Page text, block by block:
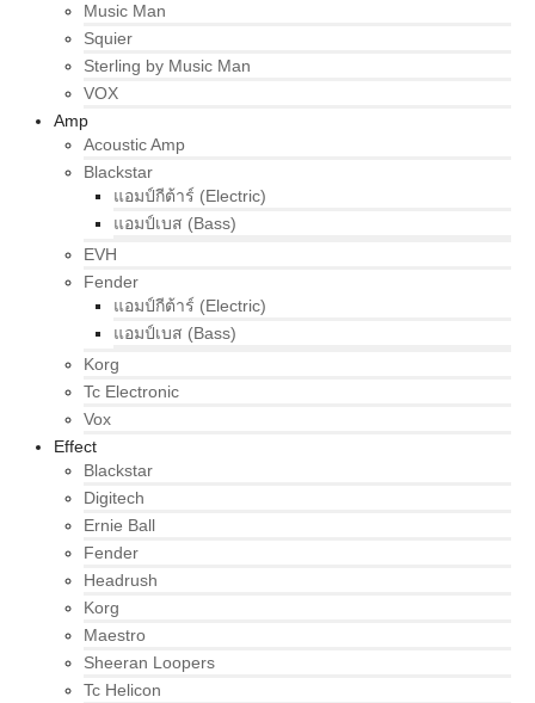
Music Man
Squier
Sterling by Music Man
VOX
Amp
Acoustic Amp
Blackstar
แอมป์กีต้าร์ (Electric)
แอมป์เบส (Bass)
EVH
Fender
แอมป์กีต้าร์ (Electric)
แอมป์เบส (Bass)
Korg
Tc Electronic
Vox
Effect
Blackstar
Digitech
Ernie Ball
Fender
Headrush
Korg
Maestro
Sheeran Loopers
Tc Helicon